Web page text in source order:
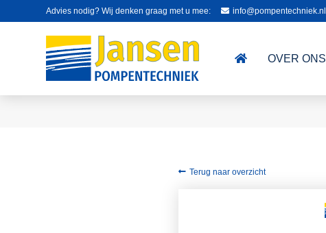
Advies nodig? Wij denken graag met u mee: info@pompentechniek.nl
OVER ONS
Terug naar overzicht